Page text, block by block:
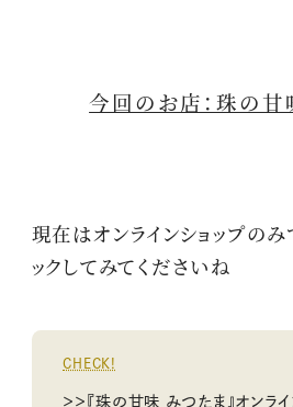
今回のお店：珠の甘
現在はオンラインショップの
ックしてみてくださいね
CHECK!
＞＞『珠の甘味 みつたま』オンラ